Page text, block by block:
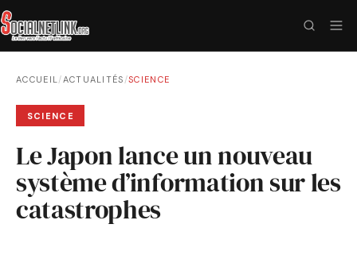
ACCUEIL/ACTUALITÉS /SCIENCE
SCIENCE
Le Japon lance un nouveau
système d’information sur les
catastrophes